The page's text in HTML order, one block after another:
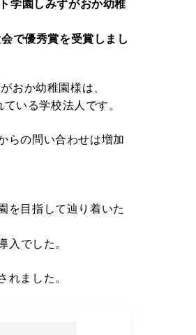
学園しみずがおか幼稚
で優秀賞を受賞しまし
おか幼稚園様は、
いる学校法人です。
らの問い合わせは増加
を目指して辿り着いた
でした。
れました。